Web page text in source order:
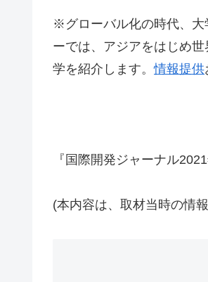
※グローバル化の時代、大
ーでは、アジアをはじめ
学を紹介します。情報提供
『国際開発ジャーナル
(本内容は、取材当時の情報